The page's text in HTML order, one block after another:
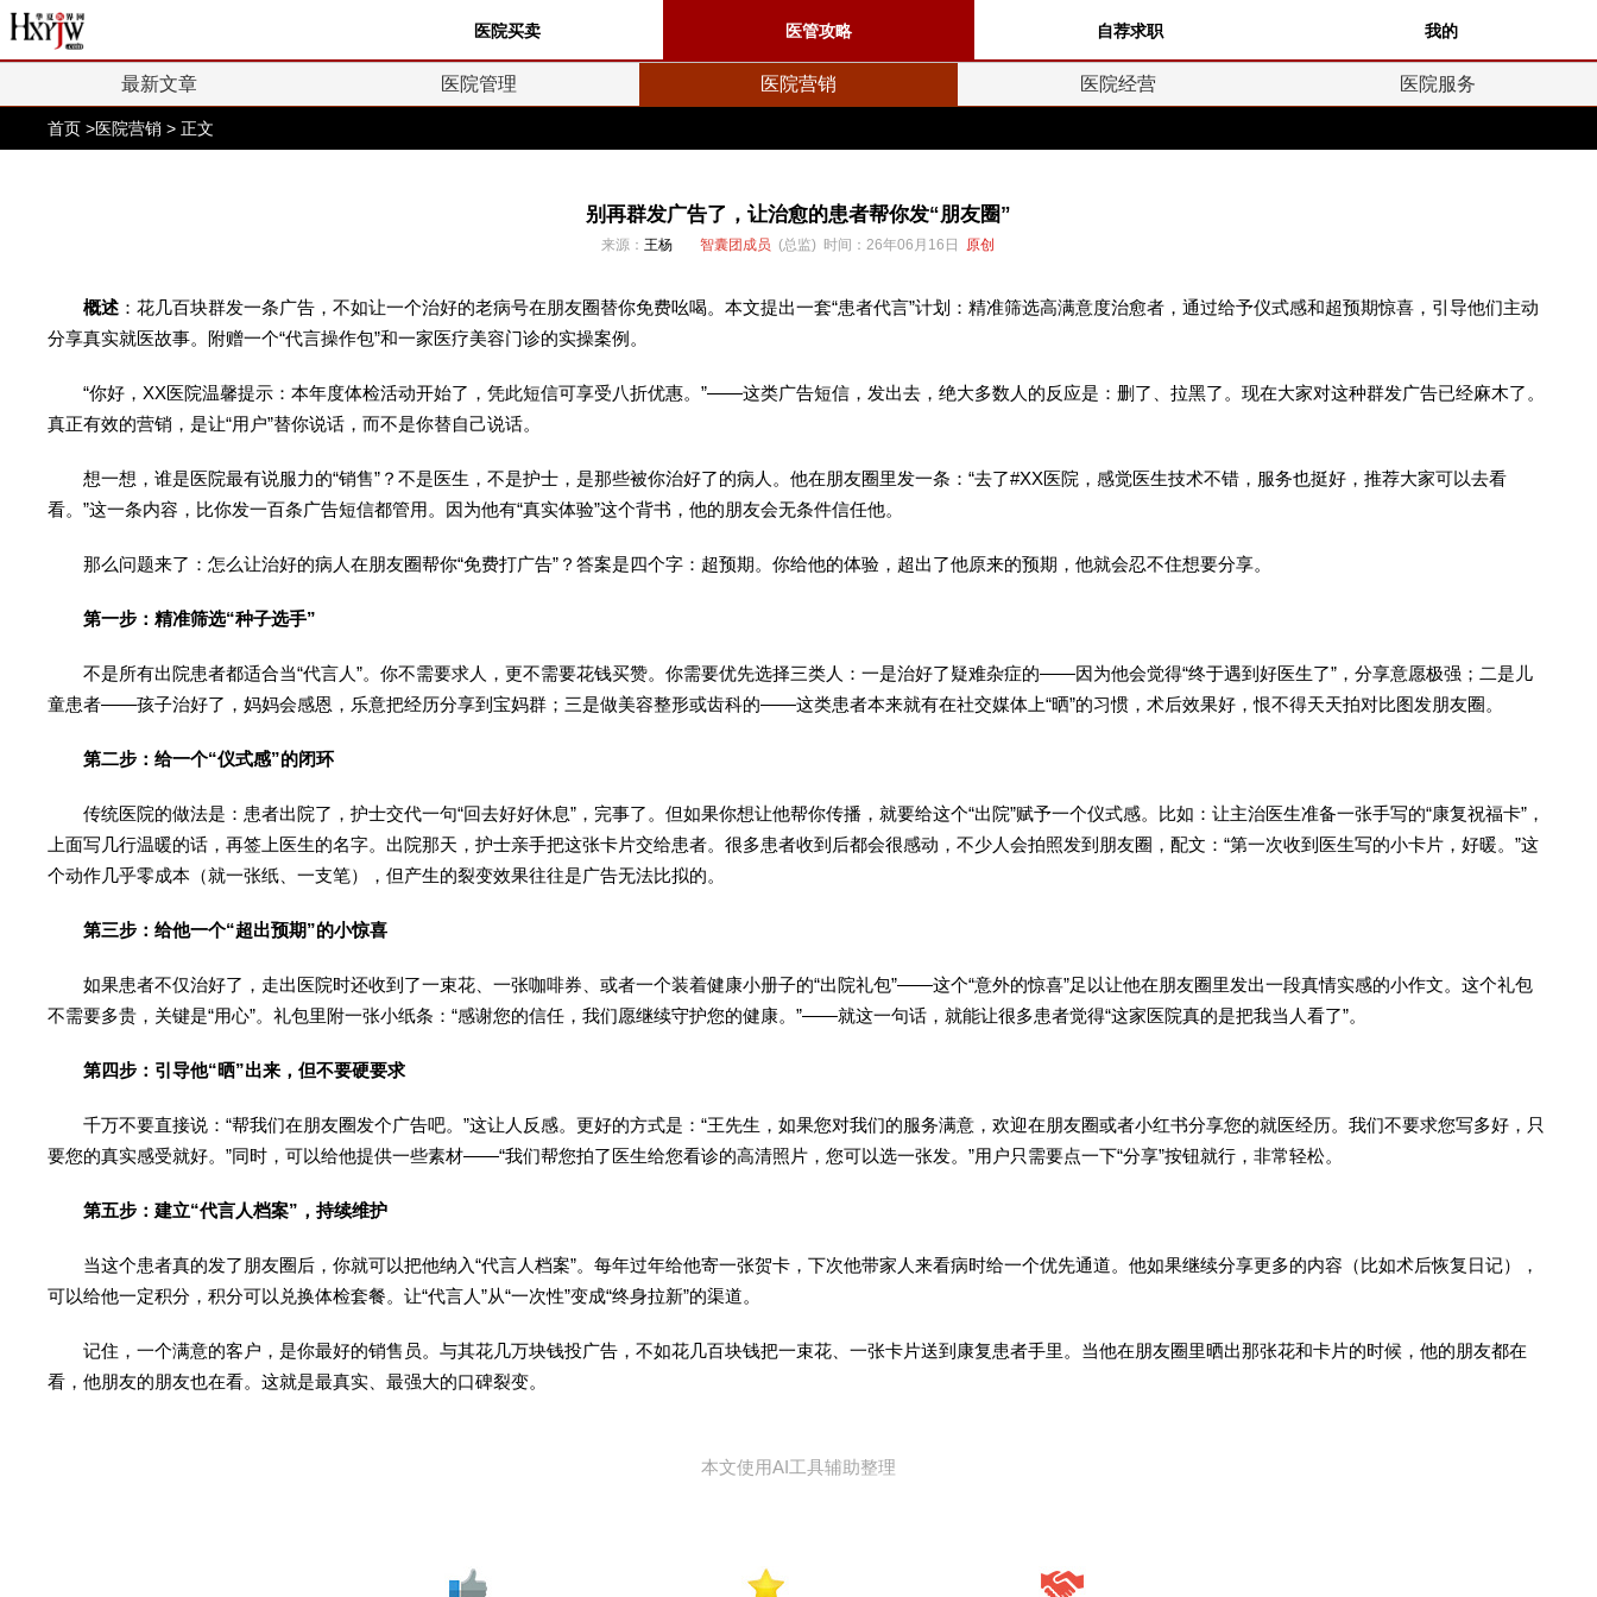
医院买卖 医管攻略 自荐求职 我的
最新文章 医院管理 医院营销 医院经营 医院服务
首页 >医院营销 > 正文
别再群发广告了，让治愈的患者帮你发“朋友圈”
来源：王杨 智囊团成员 (总监) 时间：26年06月16日 原创
概述 ：花几百块群发一条广告，不如让一个治好的老病号在朋友圈替你免费吆喝。本文提出一套“患者代言”计划：精准筛选高满意度治愈者，通过给予仪式感和超预期惊喜，引导他们主动
分享真实就医故事。附赠一个“代言操作包”和一家医疗美容门诊的实操案例。
“你好，XX医院温馨提示：本年度体检活动开始了，凭此短信可享受八折优惠。”——这类广告短信，发出去，绝大多数人的反应是：删了、拉黑了。现在大家对这种群发广告已经麻木了。
真正有效的营销，是让“用户”替你说话，而不是你替自己说话。
想一想，谁是医院最有说服力的“销售”？不是医生，不是护士，是那些被你治好了的病人。他在朋友圈里发一条：“去了#XX医院，感觉医生技术不错，服务也挺好，推荐大家可以去看
看。”这一条内容，比你发一百条广告短信都管用。因为他有“真实体验”这个背书，他的朋友会无条件信任他。
那么问题来了：怎么让治好的病人在朋友圈帮你“免费打广告”？答案是四个字：超预期。你给他的体验，超出了他原来的预期，他就会忍不住想要分享。
第一步：精准筛选“种子选手”
不是所有出院患者都适合当“代言人”。你不需要求人，更不需要花钱买赞。你需要优先选择三类人：一是治好了疑难杂症的——因为他会觉得“终于遇到好医生了”，分享意愿极强；二是儿
童患者——孩子治好了，妈妈会感恩，乐意把经历分享到宝妈群；三是做美容整形或齿科的——这类患者本来就有在社交媒体上“晒”的习惯，术后效果好，恨不得天天拍对比图发朋友圈。
第二步：给一个“仪式感”的闭环
传统医院的做法是：患者出院了，护士交代一句“回去好好休息”，完事了。但如果你想让他帮你传播，就要给这个“出院”赋予一个仪式感。比如：让主治医生准备一张手写的“康复祝福卡”，
上面写几行温暖的话，再签上医生的名字。出院那天，护士亲手把这张卡片交给患者。很多患者收到后都会很感动，不少人会拍照发到朋友圈，配文：“第一次收到医生写的小卡片，好暖。”这
个动作几乎零成本（就一张纸、一支笔），但产生的裂变效果往往是广告无法比拟的。
第三步：给他一个“超出预期”的小惊喜
如果患者不仅治好了，走出医院时还收到了一束花、一张咖啡券、或者一个装着健康小册子的“出院礼包”——这个“意外的惊喜”足以让他在朋友圈里发出一段真情实感的小作文。这个礼包
不需要多贵，关键是“用心”。礼包里附一张小纸条：“感谢您的信任，我们愿继续守护您的健康。”——就这一句话，就能让很多患者觉得“这家医院真的是把我当人看了”。
第四步：引导他“晒”出来，但不要硬要求
千万不要直接说：“帮我们在朋友圈发个广告吧。”这让人反感。更好的方式是：“王先生，如果您对我们的服务满意，欢迎在朋友圈或者小红书分享您的就医经历。我们不要求您写多好，只
要您的真实感受就好。”同时，可以给他提供一些素材——“我们帮您拍了医生给您看诊的高清照片，您可以选一张发。”用户只需要点一下“分享”按钮就行，非常轻松。
第五步：建立“代言人档案”，持续维护
当这个患者真的发了朋友圈后，你就可以把他纳入“代言人档案”。每年过年给他寄一张贺卡，下次他带家人来看病时给一个优先通道。他如果继续分享更多的内容（比如术后恢复日记），
可以给他一定积分，积分可以兑换体检套餐。让“代言人”从“一次性”变成“终身拉新”的渠道。
记住，一个满意的客户，是你最好的销售员。与其花几万块钱投广告，不如花几百块钱把一束花、一张卡片送到康复患者手里。当他在朋友圈里晒出那张花和卡片的时候，他的朋友都在
看，他朋友的朋友也在看。这就是最真实、最强大的口碑裂变。
本文使用AI工具辅助整理